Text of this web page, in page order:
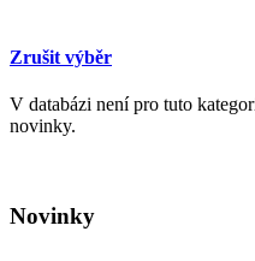
Zrušit výběr
V databázi není pro tuto
novinky.
Novinky